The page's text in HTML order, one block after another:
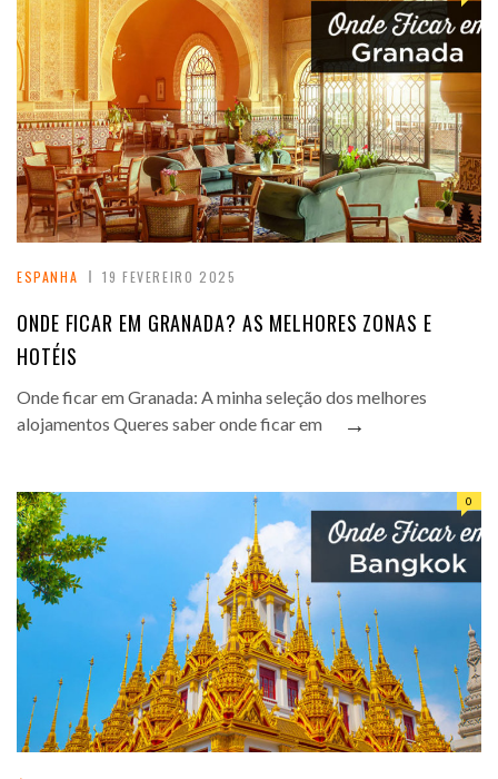
ESPANHA 19 FEVEREIRO 2025
ONDE FICAR EM GRANADA? AS MELHORES ZONAS E
HOTÉIS
Onde ficar em Granada: A minha seleção dos melhores
alojamentos Queres saber onde ficar em
→
0